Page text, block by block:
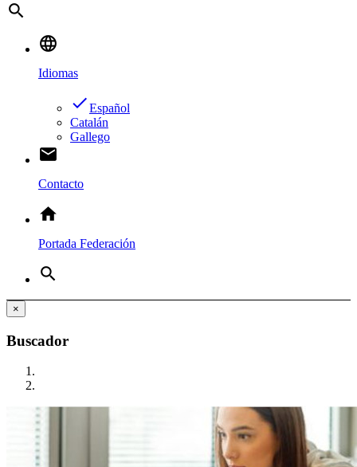
search
language
Idiomas
doneEspañol
Catalán
Gallego
email
Contacto
home
Portada Federación
search
×
Buscador